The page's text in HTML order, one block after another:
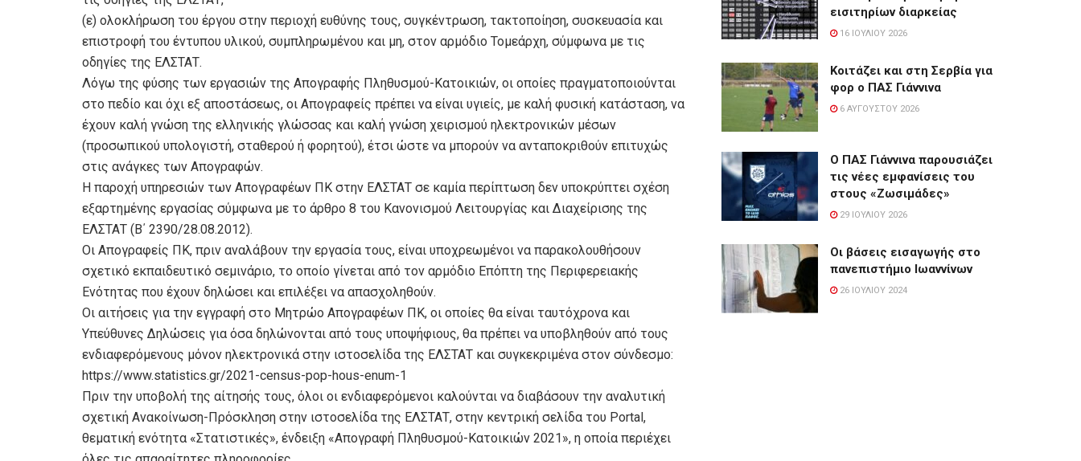
(ε) ολοκλήρωση του έργου στην περιοχή ευθύνης τους, συγκέντρωση, τακτοποίηση, συσκευασία και
επιστροφή του έντυπου υλικού, συμπληρωμένου και μη, στον αρμόδιο Τομεάρχη, σύμφωνα με τις
οδηγίες της ΕΛΣΤΑΤ.
Λόγω της φύσης των εργασιών της Απογραφής Πληθυσμού-Κατοικιών, οι οποίες πραγματοποιούνται
στο πεδίο και όχι εξ αποστάσεως, οι Απογραφείς πρέπει να είναι υγιείς, με καλή φυσική κατάσταση, να
έχουν καλή γνώση της ελληνικής γλώσσας και καλή γνώση χειρισμού ηλεκτρονικών μέσων
(προσωπικού υπολογιστή, σταθερού ή φορητού), έτσι ώστε να μπορούν να ανταποκριθούν επιτυχώς
στις ανάγκες των Απογραφών.
Η παροχή υπηρεσιών των Απογραφέων ΠΚ στην ΕΛΣΤΑΤ σε καμία περίπτωση δεν υποκρύπτει σχέση
εξαρτημένης εργασίας σύμφωνα με το άρθρο 8 του Κανονισμού Λειτουργίας και Διαχείρισης της
ΕΛΣΤΑΤ (Β΄ 2390/28.08.2012).
Οι Απογραφείς ΠΚ, πριν αναλάβουν την εργασία τους, είναι υποχρεωμένοι να παρακολουθήσουν
σχετικό εκπαιδευτικό σεμινάριο, το οποίο γίνεται από τον αρμόδιο Επόπτη της Περιφερειακής
Ενότητας που έχουν δηλώσει και επιλέξει να απασχοληθούν.
Οι αιτήσεις για την εγγραφή στο Μητρώο Απογραφέων ΠΚ, οι οποίες θα είναι ταυτόχρονα και
Υπεύθυνες Δηλώσεις για όσα δηλώνονται από τους υποψήφιους, θα πρέπει να υποβληθούν από τους
ενδιαφερόμενους μόνον ηλεκτρονικά στην ιστοσελίδα της ΕΛΣΤΑΤ και συγκεκριμένα στον σύνδεσμο:
https://www.statistics.gr/2021-census-pop-hous-enum-1
Πριν την υποβολή της αίτησής τους, όλοι οι ενδιαφερόμενοι καλούνται να διαβάσουν την αναλυτική
σχετική Ανακοίνωση-Πρόσκληση στην ιστοσελίδα της ΕΛΣΤΑΤ, στην κεντρική σελίδα του Portal,
θεματική ενότητα «Στατιστικές», ένδειξη «Απογραφή Πληθυσμού-Κατοικιών 2021», η οποία περιέχει
εισιτηρίων διαρκείας
16 ΙΟΥΛΊΟΥ 2026
Κοιτάζει και στη Σερβία για
φορ ο ΠΑΣ Γιάννινα
6 ΑΥΓΟΎΣΤΟΥ 2026
Ο ΠΑΣ Γιάννινα παρουσιάζει
τις νέες εμφανίσεις του
στους «Ζωσιμάδες»
29 ΙΟΥΛΊΟΥ 2026
Οι βάσεις εισαγωγής στο
πανεπιστήμιο Ιωαννίνων
26 ΙΟΥΛΊΟΥ 2024